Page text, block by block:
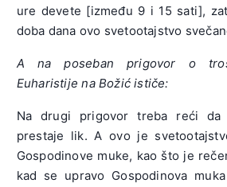
ure devete [između 9 i 15 sati],
doba dana ovo svetootajstvo
A na poseban prigovor o
Euharistije na Božić ističe:
Na drugi prigovor treba reći da
prestaje lik. A ovo je
Gospodinove muke, kao što je
kad se upravo Gospodinova